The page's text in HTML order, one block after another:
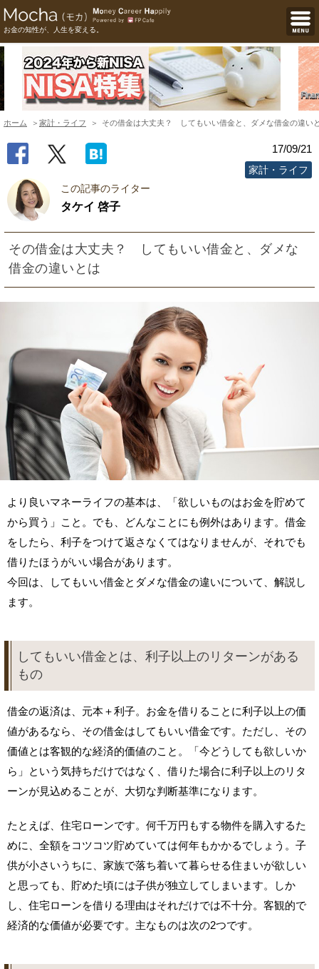
お金の知性が、人生を変える。
ホーム 家計・ライフ その借金は大丈夫？ してもいい借金と、ダメな借金の違い
17/09/21
家計・ライフ
この記事のライター
タケイ 啓子
その借金は大丈夫？ してもいい借金と、ダメな
借金の違いとは
より良いマネーライフの基本は、「欲しいものはお金を貯めて
から買う」こと。でも、どんなことにも例外はあります。借金
をしたら、利子をつけて返さなくてはなりませんが、それでも
借りたほうがいい場合があります。
今回は、してもいい借金とダメな借金の違いについて、解説し
ます。
してもいい借金とは、利子以上のリターンがある
もの
借金の返済は、元本＋利子。お金を借りることに利子以上の価
値があるなら、その借金はしてもいい借金です。ただし、その
価値とは客観的な経済的価値のこと。「今どうしても欲しいか
ら」という気持ちだけではなく、借りた場合に利子以上のリタ
ーンが見込めることが、大切な判断基準になります。
たとえば、住宅ローンです。何千万円もする物件を購入するた
めに、全額をコツコツ貯めていては何年もかかるでしょう。子
供が小さいうちに、家族で落ち着いて暮らせる住まいが欲しい
と思っても、貯めた頃には子供が独立してしまいます。しか
し、住宅ローンを借りる理由はそれだけでは不十分。客観的で
経済的な価値が必要です。主なものは次の2つです。